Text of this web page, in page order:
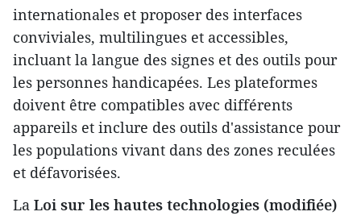
internationales et proposer des interfaces
conviviales, multilingues et accessibles,
incluant la langue des signes et des outils pour
les personnes handicapées. Les plateformes
doivent être compatibles avec différents
appareils et inclure des outils d'assistance pour
les populations vivant dans des zones reculées
et défavorisées.
La Loi sur les hautes technologies (modifiée)